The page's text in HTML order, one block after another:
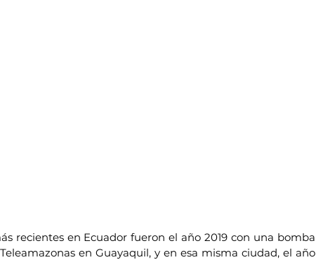
recientes en Ecuador fueron el año 2019 con una bomba
en Guayaquil, y en esa misma ciudad, el año